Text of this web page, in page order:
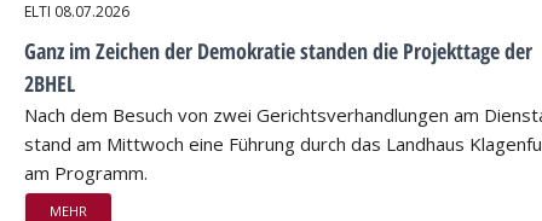
ELTI 08.07.2026
Ganz im Zeichen der Demokratie standen die Projekttage der
2BHEL
Nach dem Besuch von zwei Gerichtsverhandlungen am
stand am Mittwoch eine Führung durch das Landhaus
am Programm.
MEHR